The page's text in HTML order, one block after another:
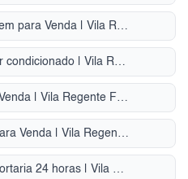
Apartamento hidromassagem para Venda | Vila Regente Feijó
Alugar Apartamento com ar condicionado | Vila Regente Feijó
Sobrado com quintal para Venda | Vila Regente Feijó
Casa Térrea com quintal para Venda | Vila Regente Feijó
Alugar Apartamento com portaria 24 horas | Vila Regente Feijó